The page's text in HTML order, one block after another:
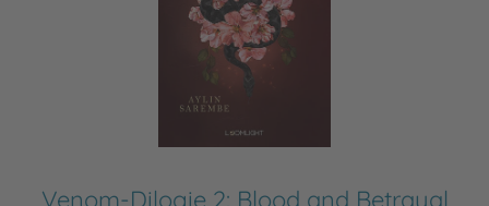
Venom-Dilogie 2: Blood and Betrayal